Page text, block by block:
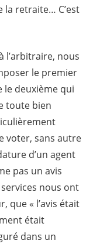
la retraite… C’est
l’arbitraire, nous
le premier
le deuxième qui
toute bien
voter, sans autre
d’un agent
pas un avis
nous ont
que « l’avis était
était
dans un